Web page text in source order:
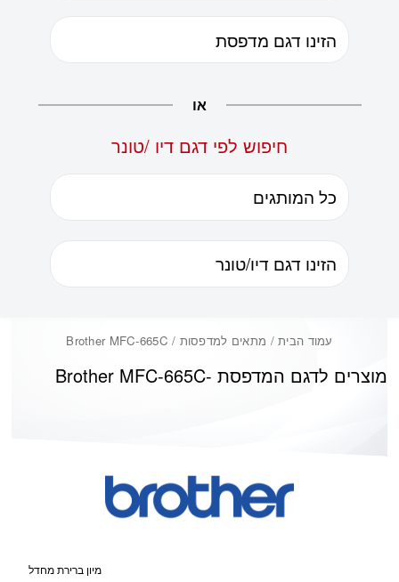
או
חיפוש לפי דגם דיו /טונר
עמוד הבית/ מתאים למדפסות / Brother MFC-665C
Brother MFC-665Cמוצרים לדגם המדפסת -